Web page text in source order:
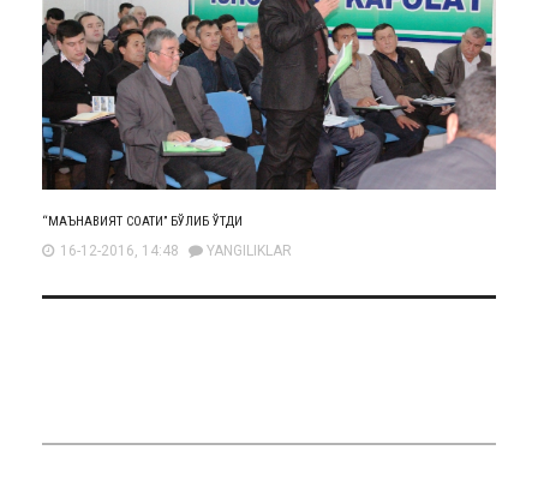
“МАЪНАВИЯТ СОАТИ” БЎЛИБ ЎТДИ
16-12-2016, 14:48 YANGILIKLAR